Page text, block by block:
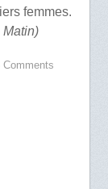
femmes.
Matin)
Comments